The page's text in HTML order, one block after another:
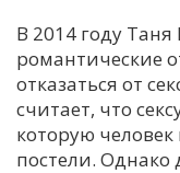
М
Н
В 2014 году
романтические
отказаться от
считает, что
которую
постели. Однако